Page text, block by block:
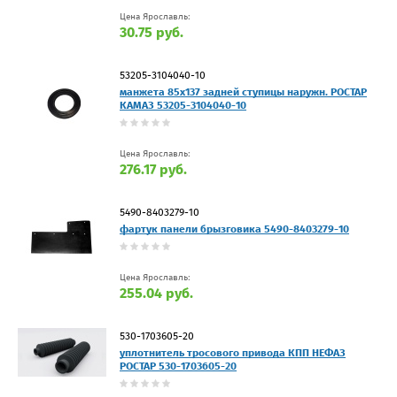
Цена Ярославль:
30.75 руб.
53205-3104040-10
манжета 85х137 задней ступицы наружн. РОСТАР
КАМАЗ 53205-3104040-10
Цена Ярославль:
276.17 руб.
5490-8403279-10
фартук панели брызговика 5490-8403279-10
Цена Ярославль:
255.04 руб.
530-1703605-20
уплотнитель тросового привода КПП НЕФАЗ
РОСТАР 530-1703605-20